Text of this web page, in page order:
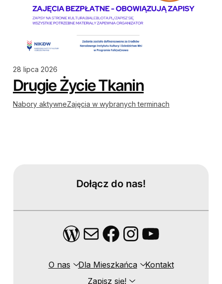
28 lipca 2026
Drugie Życie Tkanin
Nabory aktywneZajęcia w wybranych terminach
Dołącz do nas!
WordPress
MailFacebook
Instagram
YouTube
O nas Dla Mieszkańca
Kontakt
Zapisz się!